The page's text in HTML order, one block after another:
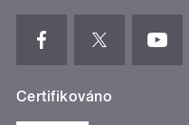
Certifikováno